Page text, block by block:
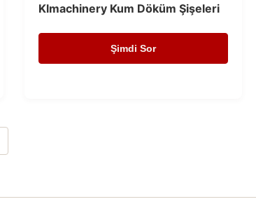
Klmachinery Kum Döküm Şişeleri
Şimdi Sor